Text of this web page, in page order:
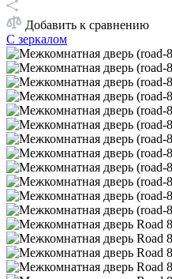
Добавить к сравнению
С зеркалом